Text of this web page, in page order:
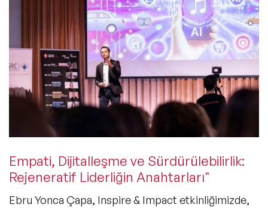
Empati, Dijitalleşme ve Sürdürülebilirlik:
Rejeneratif Liderliğin Anahtarları"
Ebru Yonca Çapa, Inspire & Impact etkinliğimizde,